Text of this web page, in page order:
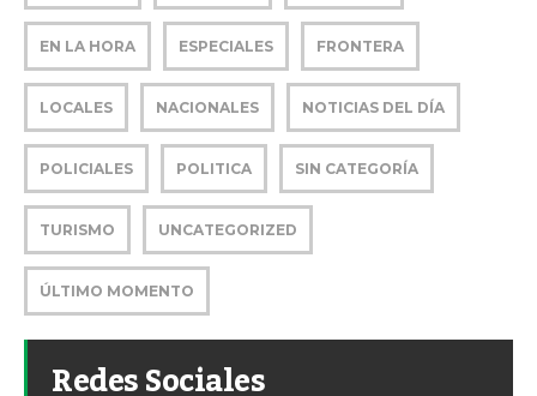
EN LA HORA ESPECIALES FRONTERA
LOCALES NACIONALES NOTICIAS DEL DÍA
POLICIALES POLITICA SIN CATEGORÍA
TURISMO UNCATEGORIZED
ÚLTIMO MOMENTO
Redes Sociales